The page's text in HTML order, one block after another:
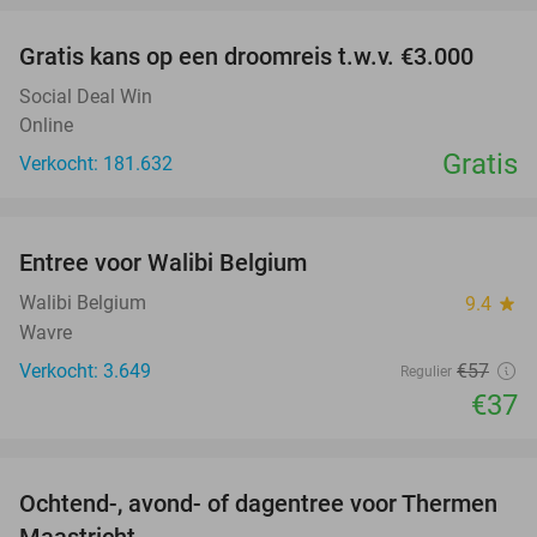
Gratis kans op een droomreis t.w.v. €3.000
Social Deal Win
Online
Verkocht: 181.632
Gratis
Entree voor Walibi Belgium
Walibi Belgium 9.4 star
Wavre
Verkocht: 3.649
Regulier €57
€37
25%
Ochtend-, avond- of dagentree voor Thermen